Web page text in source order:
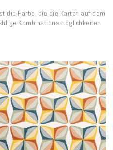
die Farbe, die die Karten auf dem
Kombinationsmöglichkeiten